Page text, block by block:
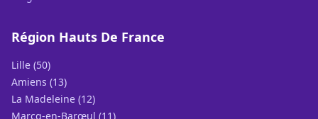
Région Hauts De France
Lille (50)
Amiens (13)
La Madeleine (12)
Marcq-en-Barœul (11)